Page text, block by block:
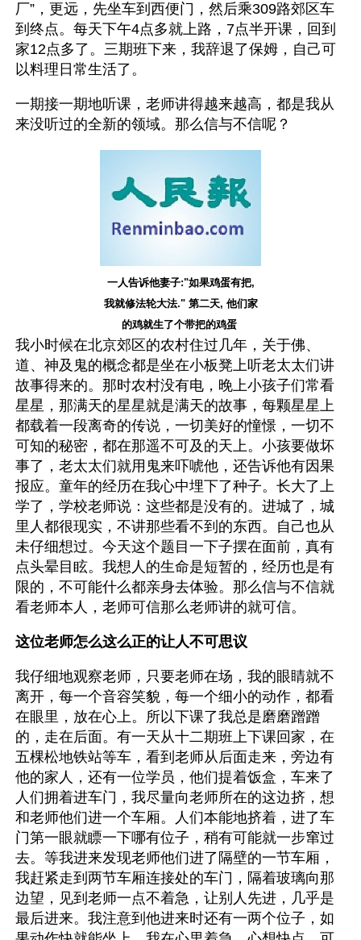
厂”，更远，先坐车到西便门，然后乘309路郊区车
到终点。每天下午4点多就上路，7点半开课，回到
家12点多了。三期班下来，我辞退了保姆，自己可
以料理日常生活了。
一期接一期地听课，老师讲得越来越高，都是我从
来没听过的全新的领域。那么信与不信呢？
一人告诉他妻子:"如果鸡蛋有把,
我就修法轮大法." 第二天, 他们家
的鸡就生了个带把的鸡蛋
我小时候在北京郊区的农村住过几年，关于佛、
道、神及鬼的概念都是坐在小板凳上听老太太们讲
故事得来的。那时农村没有电，晚上小孩子们常看
星星，那满天的星星就是满天的故事，每颗星星上
都载着一段离奇的传说，一切美好的憧憬，一切不
可知的秘密，都在那遥不可及的天上。小孩要做坏
事了，老太太们就用鬼来吓唬他，还告诉他有因果
报应。童年的经历在我心中埋下了种子。长大了上
学了，学校老师说：这些都是没有的。进城了，城
里人都很现实，不讲那些看不到的东西。自己也从
未仔细想过。今天这个题目一下子摆在面前，真有
点头晕目眩。我想人的生命是短暂的，经历也是有
限的，不可能什么都亲身去体验。那么信与不信就
看老师本人，老师可信那么老师讲的就可信。
这位老师怎么这么正的让人不可思议
我仔细地观察老师，只要老师在场，我的眼睛就不
离开，每一个音容笑貌，每一个细小的动作，都看
在眼里，放在心上。所以下课了我总是磨磨蹭蹭
的，走在后面。有一天从十二期班上下课回家，在
五棵松地铁站等车，看到老师从后面走来，旁边有
他的家人，还有一位学员，他们提着饭盒，车来了
人们拥着进车门，我尽量向老师所在的这边挤，想
和老师他们进一个车厢。人们本能地挤着，进了车
门第一眼就瞟一下哪有位子，稍有可能就一步窜过
去。等我进来发现老师他们进了隔壁的一节车厢，
我赶紧走到两节车厢连接处的车门，隔着玻璃向那
边望，见到老师一点不着急，让别人先进，几乎是
最后进来。我注意到他进来时还有一两个位子，如